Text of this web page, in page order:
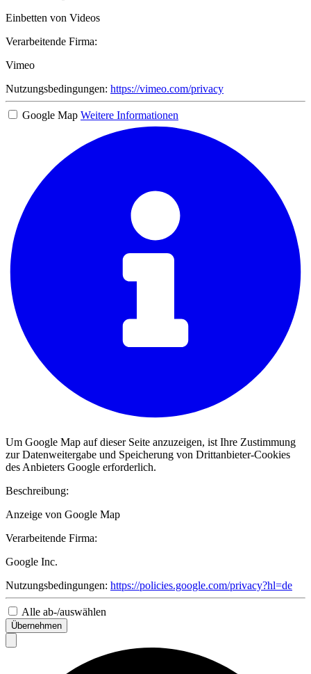
Einbetten von Videos
Verarbeitende Firma:
Vimeo
Nutzungsbedingungen: https://vimeo.com/privacy
Google Map Weitere Informationen
Um Google Map auf dieser Seite anzuzeigen, ist Ihre Zustimmung
zur Datenweitergabe und Speicherung von Drittanbieter-Cookies
des Anbieters Google erforderlich.
Beschreibung:
Anzeige von Google Map
Verarbeitende Firma:
Google Inc.
Nutzungsbedingungen: https://policies.google.com/privacy?hl=de
Alle ab-/auswählen
Übernehmen